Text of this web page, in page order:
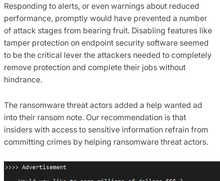
Responding to alerts, or even warnings about reduced
performance, promptly would have prevented a number
of attack stages from bearing fruit. Disabling features like
tamper protection on endpoint security software seemed
to be the critical lever the attackers needed to completely
remove protection and complete their jobs without
hindrance.
The ransomware threat actors added a help wanted ad
into their ransom note. Our recommendation is that
insiders with access to sensitive information refrain from
committing crimes by helping ransomware threat actors.